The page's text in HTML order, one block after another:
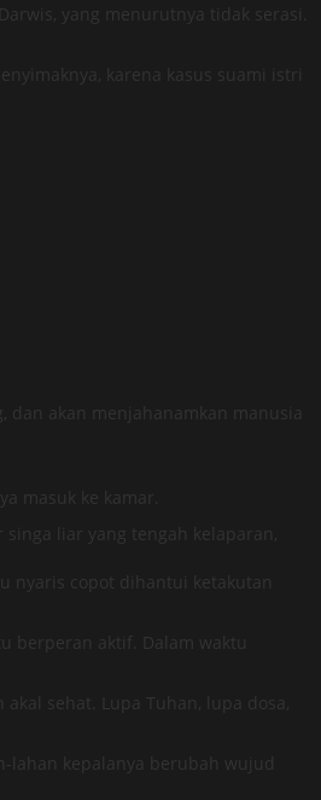
yang menurutnya tidak serasi.
karena kasus suami istri
akan menjahanamkan manusia
masuk ke kamar.
liar yang tengah kelaparan,
nyaris copot dihantui ketakutan
aktif. Dalam waktu
sehat. Lupa Tuhan, lupa dosa,
lahan kepalanya berubah wujud